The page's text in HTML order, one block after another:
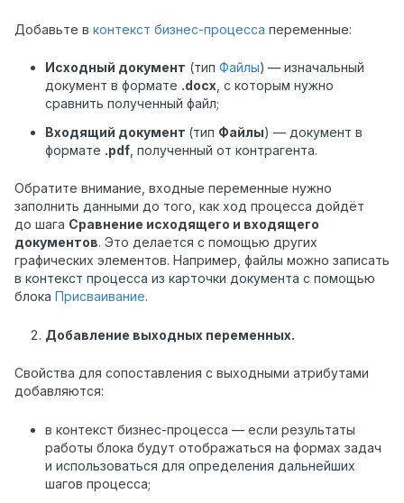
Добавьте в контекст бизнес-процесса переменные:
Исходный документ (тип Файлы) — изначальный
документ в формате .docx , с которым нужно
сравнить полученный файл;
Входящий документ (тип Файлы) — документ в
формате .pdf , полученный от контрагента.
Обратите внимание, входные переменные нужно
заполнить данными до того, как ход процесса дойдёт
до шага Сравнение исходящего и входящего
документов. Это делается с помощью других
графических элементов. Например, файлы можно записать
в контекст процесса из карточки документа с помощью
блока Присваивание.
Добавление выходных переменных.
Свойства для сопоставления с выходными атрибутами
добавляются:
в контекст бизнес-процесса — если результаты
работы блока будут отображаться на формах задач
и использоваться для определения дальнейших
шагов процесса;